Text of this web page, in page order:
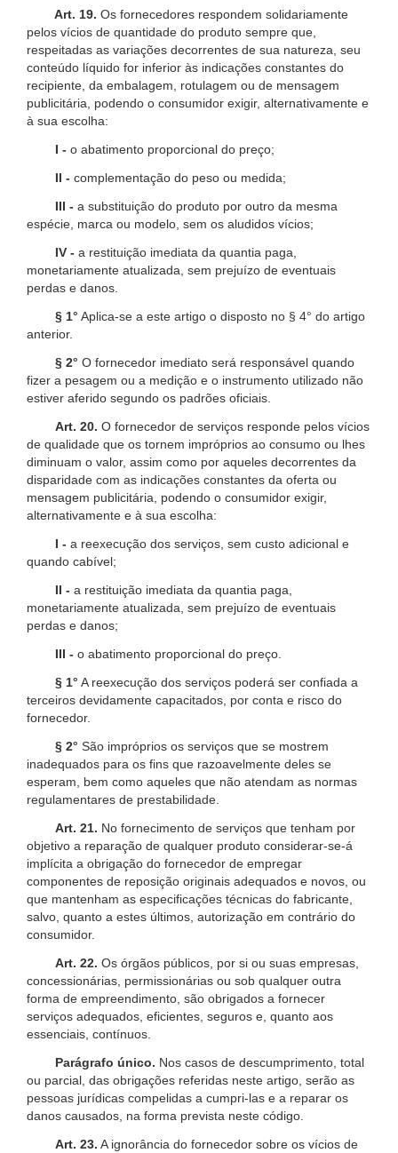
Art. 19. Os fornecedores respondem solidariamente
pelos vícios de quantidade do produto sempre que,
respeitadas as variações decorrentes de sua natureza, seu
conteúdo líquido for inferior às indicações constantes do
recipiente, da embalagem, rotulagem ou de mensagem
publicitária, podendo o consumidor exigir, alternativamente e
à sua escolha:
I - o abatimento proporcional do preço;
II - complementação do peso ou medida;
III - a substituição do produto por outro da mesma
espécie, marca ou modelo, sem os aludidos vícios;
IV - a restituição imediata da quantia paga,
monetariamente atualizada, sem prejuízo de eventuais
perdas e danos.
§ 1° Aplica-se a este artigo o disposto no § 4° do artigo
anterior.
§ 2° O fornecedor imediato será responsável quando
fizer a pesagem ou a medição e o instrumento utilizado não
estiver aferido segundo os padrões oficiais.
Art. 20. O fornecedor de serviços responde pelos vícios
de qualidade que os tornem impróprios ao consumo ou lhes
diminuam o valor, assim como por aqueles decorrentes da
disparidade com as indicações constantes da oferta ou
mensagem publicitária, podendo o consumidor exigir,
alternativamente e à sua escolha:
I - a reexecução dos serviços, sem custo adicional e
quando cabível;
II - a restituição imediata da quantia paga,
monetariamente atualizada, sem prejuízo de eventuais
perdas e danos;
III - o abatimento proporcional do preço.
§ 1° A reexecução dos serviços poderá ser confiada a
terceiros devidamente capacitados, por conta e risco do
fornecedor.
§ 2° São impróprios os serviços que se mostrem
inadequados para os fins que razoavelmente deles se
esperam, bem como aqueles que não atendam as normas
regulamentares de prestabilidade.
Art. 21. No fornecimento de serviços que tenham por
objetivo a reparação de qualquer produto considerar-se-á
implícita a obrigação do fornecedor de empregar
componentes de reposição originais adequados e novos, ou
que mantenham as especificações técnicas do fabricante,
salvo, quanto a estes últimos, autorização em contrário do
consumidor.
Art. 22. Os órgãos públicos, por si ou suas empresas,
concessionárias, permissionárias ou sob qualquer outra
forma de empreendimento, são obrigados a fornecer
serviços adequados, eficientes, seguros e, quanto aos
essenciais, contínuos.
Parágrafo único. Nos casos de descumprimento, total
ou parcial, das obrigações referidas neste artigo, serão as
pessoas jurídicas compelidas a cumpri-las e a reparar os
danos causados, na forma prevista neste código.
Art. 23. A ignorância do fornecedor sobre os vícios de